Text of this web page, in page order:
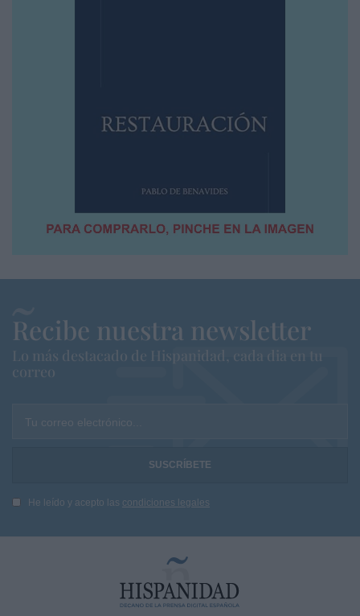
Recibe nuestra newsletter
Lo más destacado de Hispanidad, cada dia en tu
correo
Tu correo electrónico...
He leído y acepto las condiciones legales